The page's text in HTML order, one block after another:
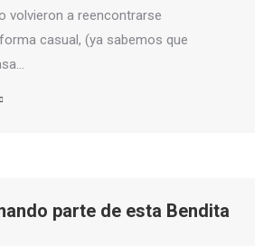
volvieron a reencontrarse
casual, (ya sabemos que
parte de esta Bendita